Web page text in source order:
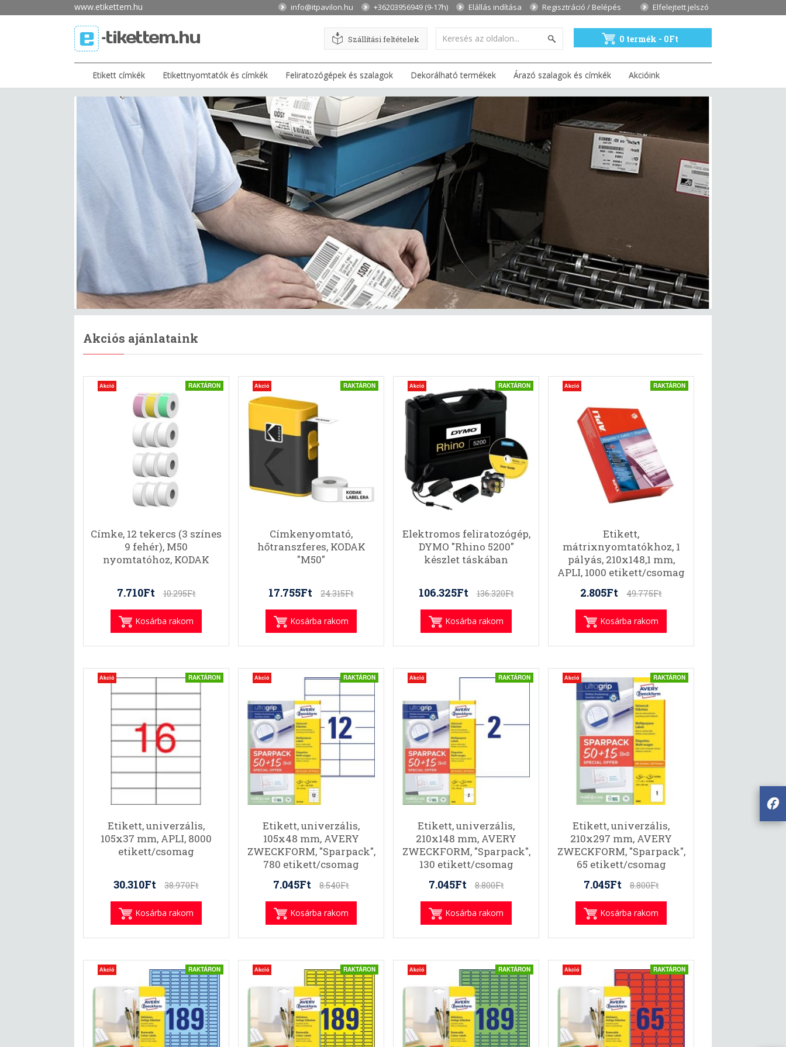
www.etikettem.hu info@itpavilon.hu +36203956949 (9-17h) Elállás indítása Regisztráció / Belépés Elfelejtett jelszó
Szállítási feltételek 0 termék - 0Ft
Etikett címkék Etikettnyomtatók és címkék Feliratozógépek és szalagok Dekorálható termékek Árazó szalagok és címkék Akcióink
Akciós ajánlataink
Akció RAKTÁRON
Címke, 12 tekercs (3 színes
9 fehér), M50
nyomtatóhoz, KODAK
7.710Ft 10.295Ft
Kosárba rakom
Akció RAKTÁRON
Címkenyomtató,
hőtranszferes, KODAK
"M50"
17.755Ft 24.315Ft
Kosárba rakom
Akció RAKTÁRON
Elektromos feliratozógép,
DYMO "Rhino 5200"
készlet táskában
106.325Ft 136.320Ft
Kosárba rakom
Akció RAKTÁRON
Etikett,
mátrixnyomtatókhoz, 1
pályás, 210x148,1 mm,
APLI, 1000 etikett/csomag
2.805Ft 49.775Ft
Kosárba rakom
Akció RAKTÁRON
Etikett, univerzális,
105x37 mm, APLI, 8000
etikett/csomag
30.310Ft 38.970Ft
Kosárba rakom
Akció RAKTÁRON
Etikett, univerzális,
105x48 mm, AVERY
ZWECKFORM, "Sparpack",
780 etikett/csomag
7.045Ft 8.540Ft
Kosárba rakom
Akció RAKTÁRON
Etikett, univerzális,
210x148 mm, AVERY
ZWECKFORM, "Sparpack",
130 etikett/csomag
7.045Ft 8.800Ft
Kosárba rakom
Akció RAKTÁRON
Etikett, univerzális,
210x297 mm, AVERY
ZWECKFORM, "Sparpack",
65 etikett/csomag
7.045Ft 8.800Ft
Kosárba rakom
Akció RAKTÁRON Akció RAKTÁRON Akció RAKTÁRON Akció RAKTÁRON